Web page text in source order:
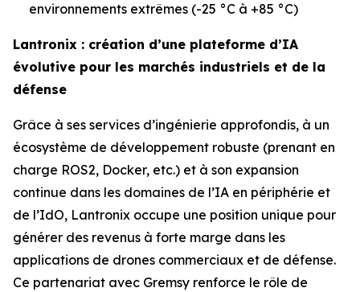
environnements extrêmes (-25 °C à +85 °C)
Lantronix : création d’une plateforme d’IA
évolutive pour les marchés industriels et de la
défense
Grâce à ses services d’ingénierie approfondis, à un
écosystème de développement robuste (prenant en
charge ROS2, Docker, etc.) et à son expansion
continue dans les domaines de l’IA en périphérie et
de l’IdO, Lantronix occupe une position unique pour
générer des revenus à forte marge dans les
applications de drones commerciaux et de défense.
Ce partenariat avec Gremsy renforce le rôle de